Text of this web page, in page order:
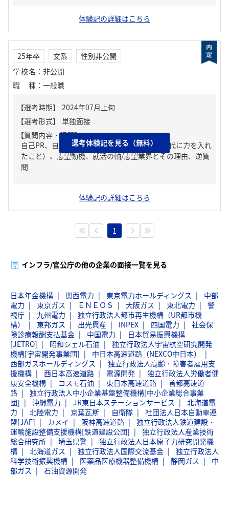
体験記の詳細はこちら
25年卒 文系
性別非公開
学校名 ： 非公開
職種 ： 一般職
【質問内容・課題】
自己PR、自分の強み/弱み、ガクチカ（学生時代に力を入れ
たこと）、志望動機、就活の軸/志望業界とその理由、逆質
問
選考体験記を見る（無料）
体験記の詳細はこちら
1
インフラ/官公庁の他の企業の面接一覧を見る
日本年金機構 関西電力 東京電力ホールディングス
中部
電力
東京ガス ＥＮＥＯＳ 大阪ガス 東北電力
警
視庁
九州電力
独立行政法人都市再生機構（UR都市機
構）
東邦ガス 出光興産 INPEX 四国電力
社会保
険診療報酬支払基金
中国電力
日本貿易振興機構
[JETRO]
昭和シェル石油
独立行政法人宇宙航空研究開発
機構[宇宙開発事業団]
中日本高速道路（NEXCO中日本）
西部ガスホールディングス
独立行政法人高齢・障害者雇用支
援機構
西日本高速道路 電源開発
独立行政法人労働者健
康安全機構
コスモ石油 東日本高速道路
首都高速道
路
独立行政法人中小企業基盤整備機構[中小企業総合事業
団]
沖縄電力 JR東日本ステーションサービス
北海道電
力
北陸電力 京葉瓦斯 自衛隊
社団法人日本自動車連
盟[JAF]
カメイ 阪神高速道路
独立行政法人鉄道建設・
運輸施設整備支援機構[鉄道建設公団]
独立行政法人産業技術
総合研究所
埼玉県警
独立行政法人日本原子力研究開発機
構
北海道ガス 独立行政法人国際交流基金
独立行政法人
科学技術振興機構
医薬品医療機器整備機構 静岡ガス
中
部ガス
石油資源開発